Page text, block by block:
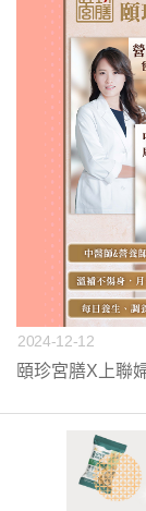
2024-12-12
頤珍宮膳X上聯